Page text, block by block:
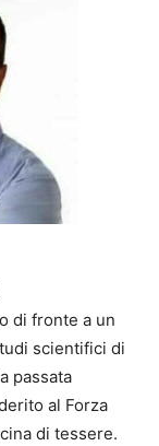
di fronte a un
scientifici di
passata
al Forza
di tessere.